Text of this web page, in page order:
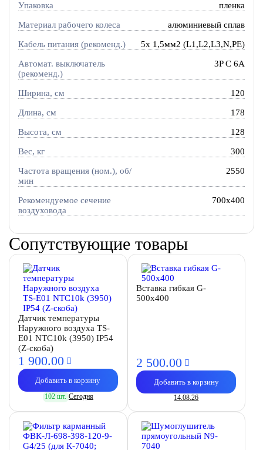
Упаковка пленка
Материал рабочего колеса алюминиевый сплав
Кабель питания (рекоменд.) 5х 1,5мм2 (L1,L2,L3,N,PE)
Автомат. выключатель
(рекоменд.)
3P C 6A
Ширина, см 120
Длина, см 178
Высота, см 128
Вес, кг 300
Частота вращения (ном.), об/
мин
2550
Рекомендуемое сечение
воздуховода
700x400
Сопутствующие товары
Датчик температуры
Наружного воздуха TS-
E01 NTC10k (3950) IP54
(Z-скоба)
1 900.00
Добавить в корзину
102 шт. Сегодня
Вставка гибкая G-
500x400
2 500.00
Добавить в корзину
14.08.26